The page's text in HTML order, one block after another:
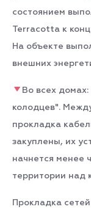
состоянием
Terracotta к
На объекте
внешних
Во всех
колодцев".
прокладка
закуплены, их
начнется менее
территории над
Прокладка